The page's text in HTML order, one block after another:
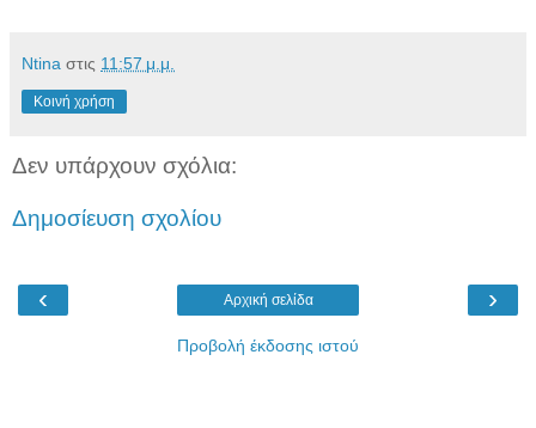
Ntina στις 11:57 μ.μ.
Κοινή χρήση
Δεν υπάρχουν σχόλια:
Δημοσίευση σχολίου
‹ ›
Αρχική σελίδα
Προβολή έκδοσης ιστού